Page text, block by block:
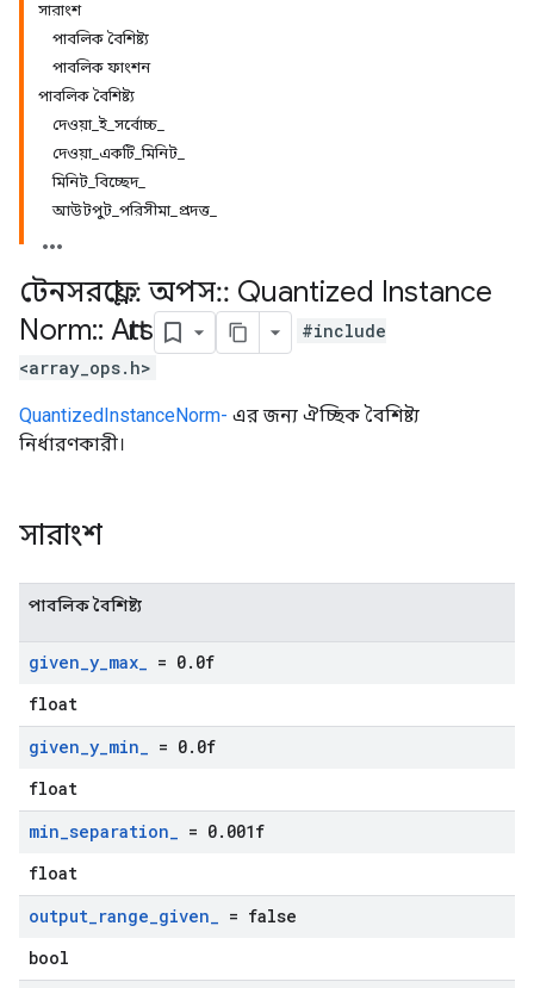
সারাংশ
পাবলিক বৈশিষ্ট্য
পাবলিক ফাংশন
পাবলিক বৈশিষ্ট্য
দেওয়া_ই_সর্বোচ্চ_
দেওয়া_একটি_মিনিট_
মিনিট_বিচ্ছেদ_
আউটপুট_পরিসীমা_প্রদত্ত_
টেনসরফ্লো:: অপস:: Quantized Instance
Norm:: Attrs
#include
<array_ops.h>
QuantizedInstanceNorm- এর জন্য ঐচ্ছিক বৈশিষ্ট্য
নির্ধারণকারী।
সারাংশ
পাবলিক বৈশিষ্ট্য
given_y_max_ = 0. 0f
float
given_y_min_ = 0. 0f
float
min_separation_ = 0. 001f
float
output_range_given_ = false
bool